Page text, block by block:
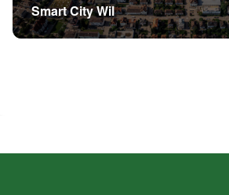
Smart City Wil